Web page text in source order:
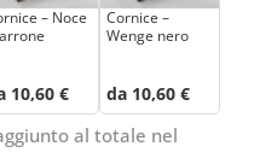
– Noce
10,60 €
Cornice –
Wenge nero
da 10,60 €
al totale nel